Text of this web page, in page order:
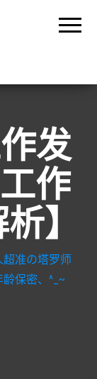
发
作
】
超准の塔罗师
保密、^_~